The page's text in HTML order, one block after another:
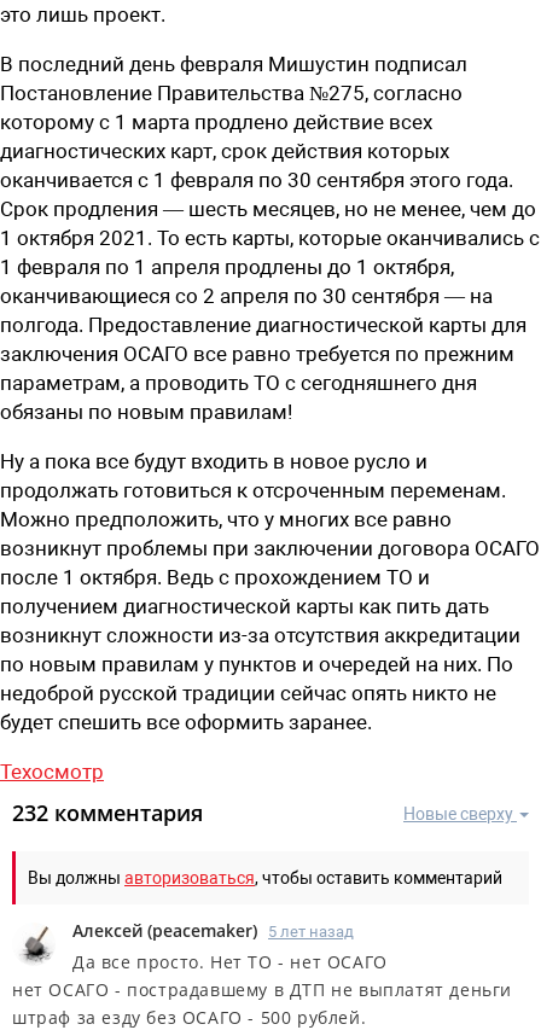
это лишь проект.
В последний день февраля Мишустин подписал
Постановление Правительства №275, согласно
которому с 1 марта продлено действие всех
диагностических карт, срок действия которых
оканчивается с 1 февраля по 30 сентября этого года.
Срок продления — шесть месяцев, но не менее, чем до
1 октября 2021. То есть карты, которые оканчивались с
1 февраля по 1 апреля продлены до 1 октября,
оканчивающиеся со 2 апреля по 30 сентября — на
полгода. Предоставление диагностической карты для
заключения ОСАГО все равно требуется по прежним
параметрам, а проводить ТО с сегодняшнего дня
обязаны по новым правилам!
Ну а пока все будут входить в новое русло и
продолжать готовиться к отсроченным переменам.
Можно предположить, что у многих все равно
возникнут проблемы при заключении договора ОСАГО
после 1 октября. Ведь с прохождением ТО и
получением диагностической карты как пить дать
возникнут сложности из-за отсутствия аккредитации
по новым правилам у пунктов и очередей на них. По
недоброй русской традиции сейчас опять никто не
будет спешить все оформить заранее.
Техосмотр
Новые сверху
232 комментария
Вы должны авторизоваться, чтобы оставить комментарий
Алексей (peacemaker) 5 лет назад
Да все просто. Нет ТО - нет ОСАГО
нет ОСАГО - пострадавшему в ДТП не выплатят деньги
штраф за езду без ОСАГО - 500 рублей.